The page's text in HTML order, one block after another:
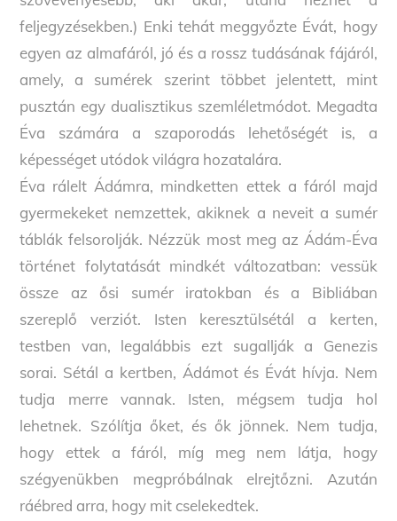
feljegyzésekben.) Enki tehát meggyőzte Évát, hogy
egyen az almafáról, jó és a rossz tudásának fájáról,
amely, a sumérek szerint többet jelentett, mint
pusztán egy dualisztikus szemléletmódot. Megadta
Éva számára a szaporodás lehetőségét is, a
képességet utódok világra hozatalára.
Éva rálelt Ádámra, mindketten ettek a fáról majd
gyermekeket nemzettek, akiknek a neveit a sumér
táblák felsorolják. Nézzük most meg az Ádám-Éva
történet folytatását mindkét változatban: vessük
össze az ősi sumér iratokban és a Bibliában
szereplő verziót. Isten keresztülsétál a kerten,
testben van, legalábbis ezt sugallják a Genezis
sorai. Sétál a kertben, Ádámot és Évát hívja. Nem
tudja merre vannak. Isten, mégsem tudja hol
lehetnek. Szólítja őket, és ők jönnek. Nem tudja,
hogy ettek a fáról, míg meg nem látja, hogy
szégyenükben megpróbálnak elrejtőzni. Azután
ráébred arra, hogy mit cselekedtek.